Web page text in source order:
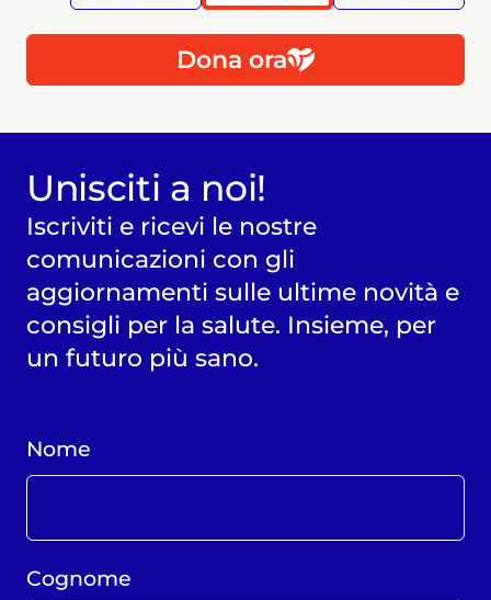
Dona ora
Unisciti a noi!
Iscriviti e ricevi le nostre
comunicazioni con gli
aggiornamenti sulle ultime novità e
consigli per la salute. Insieme, per
un futuro più sano.
Nome
Cognome